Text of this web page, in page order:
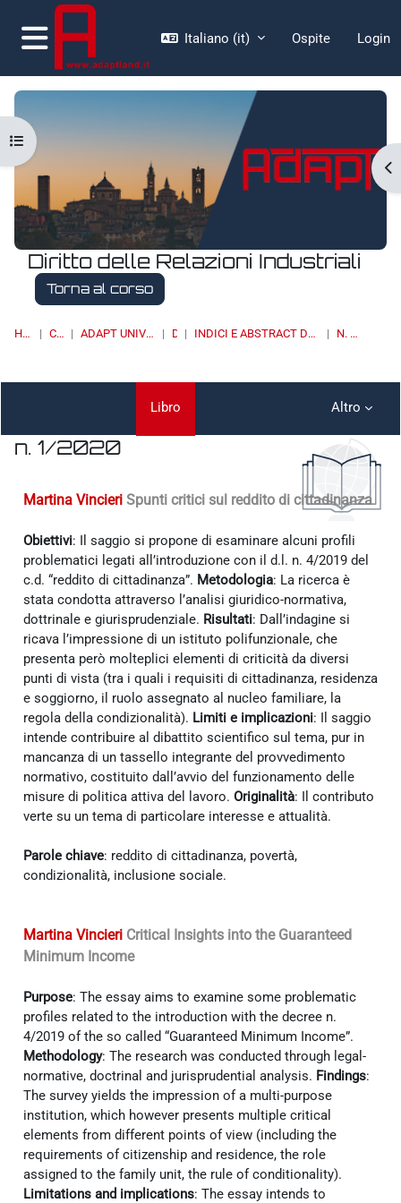
Vai al contenuto principale
Pannello laterale
Italiano ‎(it)‎ Ospite Login
Diritto delle Relazioni Industriali
Torna al corso
HOME CORSI ADAPT UNIVERSITY PRESS DRI INDICI E ABSTRACT DEI NUMERI PUBBLICATI N. 1/2020
Apri indice del corso
Libro Altro
n. 1/2020
Martina Vincieri Spunti critici sul reddito di cittadinanza
Obiettivi: Il saggio si propone di esaminare alcuni profili
problematici legati all’introduzione con il d.l. n. 4/2019 del
c.d. “reddito di cittadinanza”. Metodologia: La ricerca è
stata condotta attraverso l’analisi giuridico-normativa,
dottrinale e giurisprudenziale. Risultati: Dall’indagine si
ricava l’impressione di un istituto polifunzionale, che
presenta però molteplici elementi di criticità da diversi
punti di vista (tra i quali i requisiti di cittadinanza, residenza
e soggiorno, il ruolo assegnato al nucleo familiare, la
regola della condizionalità). Limiti e implicazioni: Il saggio
intende contribuire al dibattito scientifico sul tema, pur in
mancanza di un tassello integrante del provvedimento
normativo, costituito dall’avvio del funzionamento delle
misure di politica attiva del lavoro. Originalità: Il contributo
verte su un tema di particolare interesse e attualità.
Parole chiave: reddito di cittadinanza, povertà,
condizionalità, inclusione sociale.
Martina Vincieri Critical Insights into the Guaranteed
Minimum Income
Purpose: The essay aims to examine some problematic
profiles related to the introduction with the decree n.
4/2019 of the so called “Guaranteed Minimum Income”.
Methodology: The research was conducted through legal-
normative, doctrinal and jurisprudential analysis. Findings:
The survey yields the impression of a multi-purpose
institution, which however presents multiple critical
elements from different points of view (including the
requirements of citizenship and residence, the role
assigned to the family unit, the rule of conditionality).
Limitations and implications: The essay intends to